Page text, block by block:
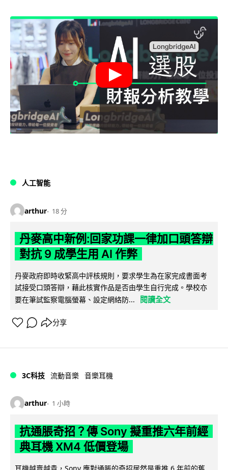
人工智能
arthur 18 分
丹麥高中新例:回家功課一律加口頭答辯
對抗 9 成學生用 AI 作弊
丹麥政府即時收緊高中評核規則，要求學生為在家完成書面考
試接受口頭答辯，藉此核實作品是否由學生自行完成。學校亦
要在筆試監察電腦螢幕、設定網絡防...
閱讀全文
分享
3C科技 流動音樂 音樂耳機
arthur 1 小時
抗通脹奇招？傳 Sony 擬重推六年前經
典耳機 XM4 低價登場
耳機越賣越貴，Sony 應對通脹的奇招居然是重推 6 年前的舊